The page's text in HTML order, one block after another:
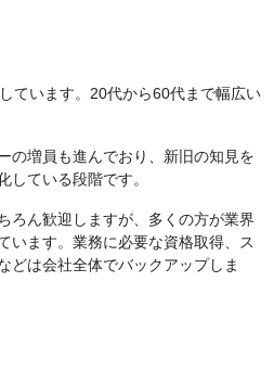
ています。20代から60代まで幅広い
の増員も進んでおり、新旧の知見を
している段階です。
ろん歓迎しますが、多くの方が業界
います。業務に必要な資格取得、ス
どは会社全体でバックアップしま